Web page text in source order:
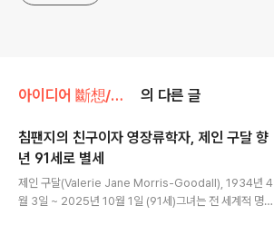
아이디어 斷想/부고 · 추모 사이트를 위한 斷想 의 다른 글
침팬지의 친구이자 영장류학자, 제인 구달 향
년 91세로 별세
제인 구달(Valerie Jane Morris-Goodall), 1934년 4
월 3일 ~ 2025년 10월 1일 (91세)그녀는 전 세계적 명성